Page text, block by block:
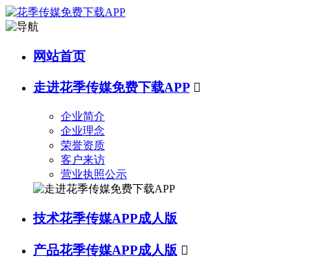
网站首页
走进花季传媒免费下载APP 
企业简介
企业理念
荣誉资质
客户来访
营业执照公示
技术花季传媒APP成人版
产品花季传媒APP成人版 